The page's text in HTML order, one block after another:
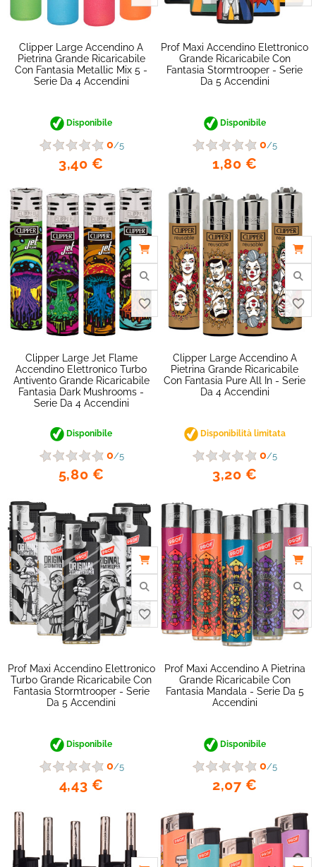
favorite_border
Clipper Large Accendino A
Pietrina Grande Ricaricabile
Con Fantasia Metallic Mix 5 -
Serie Da 4 Accendini
Disponibile
0/5
3,40 €
Prof Maxi Accendino Elettronico
Grande Ricaricabile Con
Fantasia Stormtrooper - Serie
Da 5 Accendini
Disponibile
0/5
1,80 €
Clipper Large Jet Flame
Accendino Elettronico Turbo
Antivento Grande Ricaricabile
Fantasia Dark Mushrooms -
Serie Da 4 Accendini
Disponibile
0/5
5,80 €
Clipper Large Accendino A
Pietrina Grande Ricaricabile
Con Fantasia Pure All In - Serie
Da 4 Accendini
Disponibilità limitata
0/5
3,20 €
Prof Maxi Accendino Elettronico
Turbo Grande Ricaricabile Con
Fantasia Stormtrooper - Serie
Da 5 Accendini
Disponibile
0/5
4,43 €
Prof Maxi Accendino A Pietrina
Grande Ricaricabile Con
Fantasia Mandala - Serie Da 5
Accendini
Disponibile
0/5
2,07 €